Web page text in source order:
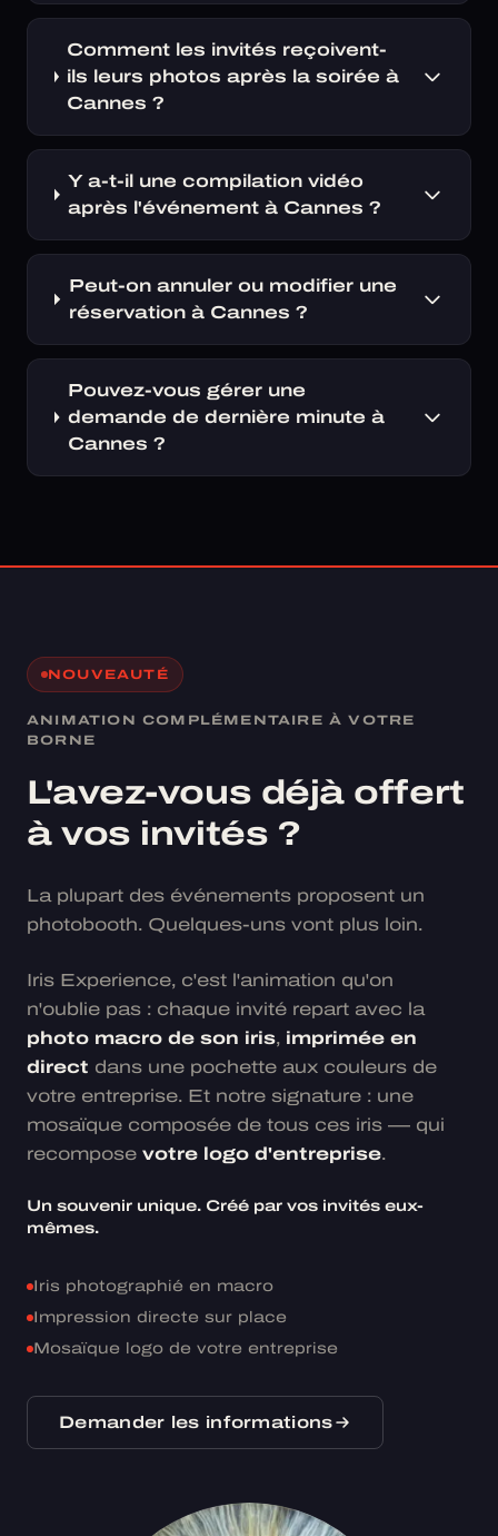
Comment les invités reçoivent-
ils leurs photos après la soirée à
Cannes ?
Y a-t-il une compilation vidéo
après l'événement à Cannes ?
Peut-on annuler ou modifier une
réservation à Cannes ?
Pouvez-vous gérer une
demande de dernière minute à
Cannes ?
NOUVEAUTÉ
ANIMATION COMPLÉMENTAIRE À VOTRE
BORNE
L'avez-vous déjà offert
à vos invités ?
La plupart des événements proposent un
photobooth. Quelques-uns vont plus loin.
Iris Experience, c'est l'animation qu'on
n'oublie pas : chaque invité repart avec la
photo macro de son iris, imprimée en
direct dans une pochette aux couleurs de
votre entreprise. Et notre signature : une
mosaïque composée de tous ces iris — qui
recompose votre logo d'entreprise.
Un souvenir unique. Créé par vos invités eux-
mêmes.
Iris photographié en macro
Impression directe sur place
Mosaïque logo de votre entreprise
Demander les informations